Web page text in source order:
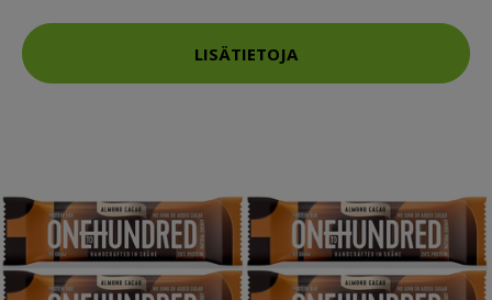
LISÄTIETOJA